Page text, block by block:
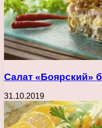
Салат «Боярский»
31.10.2019